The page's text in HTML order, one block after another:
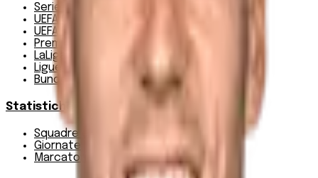
Serie A
UEFA Champions League Teams
UEFA Europa League Teams
Premier League
LaLiga
Ligue 1
Bundesliga
Statistiche
Squadre e classifica
Giornate
Marcatori